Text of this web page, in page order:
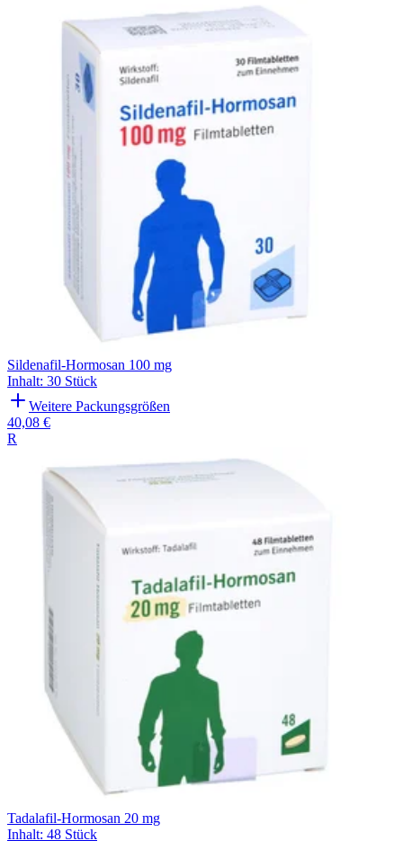
Sildenafil-Hormosan 100 mg
Inhalt: 30 Stück
Weitere Packungsgrößen
40,08 €
R
Tadalafil-Hormosan 20 mg
Inhalt: 48 Stück